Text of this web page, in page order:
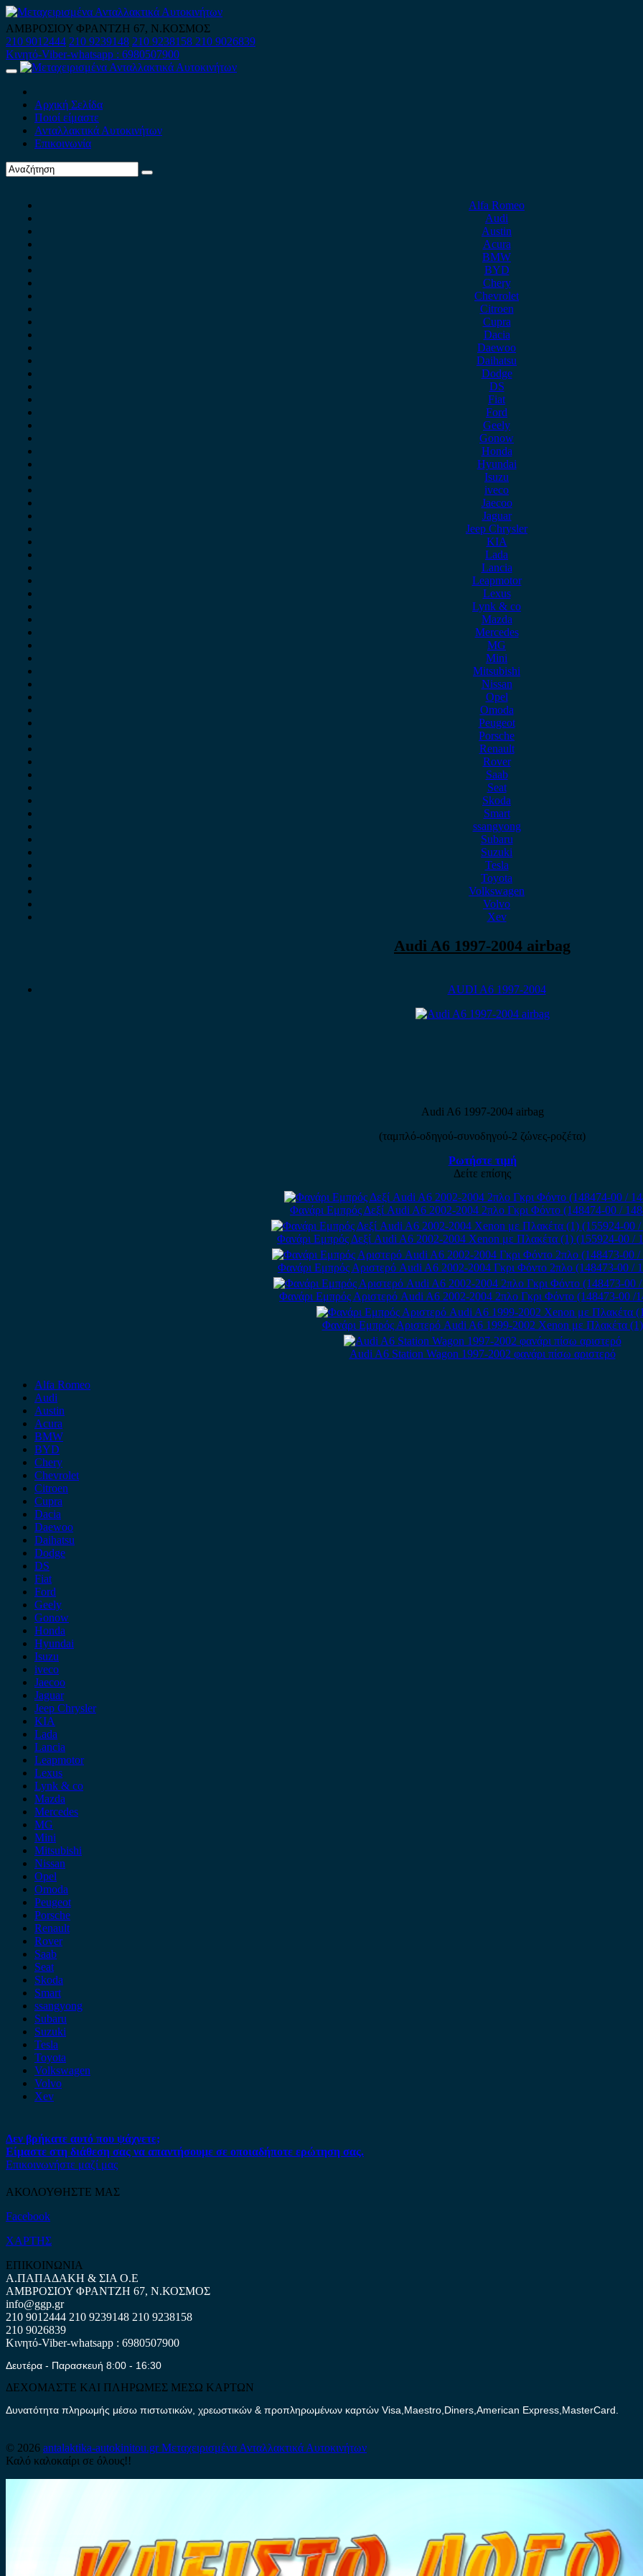
Skip
to
content
ΑΜΒΡΟΣΙΟΥ ΦΡΑΝΤΖΗ 67, Ν.ΚΟΣΜΟΣ
210 9012444 210 9239148 210 9238158 210 9026839
Κινητό-Viber-whatsapp : 6980507900
Primary
Αρχική Σελίδα
Ποιοί είμαστε
Ανταλλακτικά Αυτοκινήτων
Επικοινωνία
Alfa Romeo
Audi
Austin
Acura
BMW
BYD
Chery
Chevrolet
Citroen
Cupra
Dacia
Daewoo
Daihatsu
Dodge
DS
Fiat
Ford
Geely
Gonow
Honda
Hyundai
Isuzu
iveco
Jaecoo
Jaguar
Jeep Chrysler
KIA
Lada
Lancia
Leapmotor
Lexus
Lynk & co
Mazda
Mercedes
MG
Mini
Mitsubishi
Nissan
Opel
Omoda
Peugeot
Porsche
Renault
Rover
Saab
Seat
Skoda
Smart
ssangyong
Subaru
Suzuki
Tesla
Toyota
Volkswagen
Volvo
Xev
Audi A6 1997-2004 airbag
AUDI A6 1997-2004
Audi A6 1997-2004 airbag
(ταμπλό-οδηγού-συνοδηγού-2 ζώνες-ροζέτα)
Ρωτήστε τιμή
Δείτε επίσης
Φανάρι Εμπρός Δεξί Audi A6 2002-2004 2πλο Γκρι Φόντο (148474-00 /
Φανάρι Εμπρός Δεξί Audi A6 2002-2004 Xenon με Πλακέτα (1) (155924-00 /
Φανάρι Εμπρός Αριστερό Audi A6 2002-2004 Γκρι Φόντο 2πλο (148473-00 /
Φανάρι Εμπρός Αριστερό Audi A6 2002-2004 2πλο Γκρι Φόντο (148473-00 /
Φανάρι Εμπρός Αριστερό Audi A6 1999-2002 Xenon με Πλακέτα (1)
Audi A6 Station Wagon 1997-2002 φανάρι πίσω αριστερό
Alfa Romeo
Audi
Austin
Acura
BMW
BYD
Chery
Chevrolet
Citroen
Cupra
Dacia
Daewoo
Daihatsu
Dodge
DS
Fiat
Ford
Geely
Gonow
Honda
Hyundai
Isuzu
iveco
Jaecoo
Jaguar
Jeep Chrysler
KIA
Lada
Lancia
Leapmotor
Lexus
Lynk & co
Mazda
Mercedes
MG
Mini
Mitsubishi
Nissan
Opel
Omoda
Peugeot
Porsche
Renault
Rover
Saab
Seat
Skoda
Smart
ssangyong
Subaru
Suzuki
Tesla
Toyota
Volkswagen
Volvo
Xev
Δεν βρήκατε αυτό που ψάχνετε;
Είμαστε στη διάθεση σας να απαντήσουμε σε οποιαδήποτε ερώτηση σας.
Επικοινωνήστε μαζί μας
ΑΚΟΛΟΥΘΗΣΤΕ ΜΑΣ
Facebook
ΧΑΡΤΗΣ
ΕΠΙΚΟΙΝΩΝΙΑ
Α.ΠΑΠΑΔΑΚΗ & ΣΙΑ Ο.Ε
ΑΜΒΡΟΣΙΟΥ ΦΡΑΝΤΖΗ 67, Ν.ΚΟΣΜΟΣ
info@ggp.gr
210 9012444 210 9239148 210 9238158
210 9026839
Κινητό-Viber-whatsapp : 6980507900
Δευτέρα - Παρασκευή 8:00 - 16:30
ΔΕΧΟΜΑΣΤΕ ΚΑΙ ΠΛΗΡΩΜΕΣ ΜΕΣΩ ΚΑΡΤΩΝ
Δυνατότητα πληρωμής μέσω πιστωτικών, χρεωστικών & προπληρωμένων καρτών Visa,Maestro,Diners,American Express,MasterCard.
© 2026 antalaktika-autokinitou.grΜεταχειρισμένα Ανταλλακτικά Αυτοκινήτων
Καλό καλοκαίρι σε όλους!!